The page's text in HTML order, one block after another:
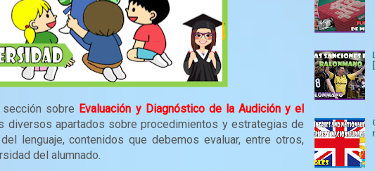
sección sobre Evaluación y Diagnóstico de la Audición y el
diversos apartados sobre procedimientos y estrategias de
lenguaje, contenidos que debemos evaluar, entre otros,
del alumnado.